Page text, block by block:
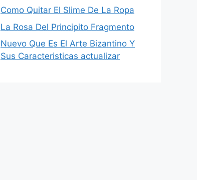
Como Quitar El Slime De La Ropa
La Rosa Del Principito Fragmento
Nuevo Que Es El Arte Bizantino Y
Sus Caracteristicas actualizar